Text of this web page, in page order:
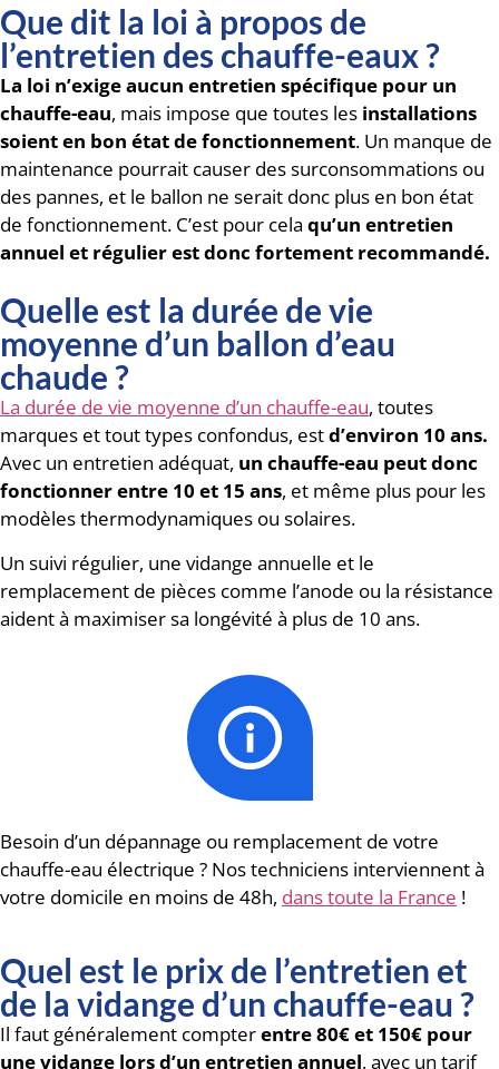
Que dit la loi à propos de
l’entretien des chauffe-eaux ?
La loi n’exige aucun entretien spécifique pour un
chauffe-eau, mais impose que toutes les installations
soient en bon état de fonctionnement. Un manque de
maintenance pourrait causer des surconsommations ou
des pannes, et le ballon ne serait donc plus en bon état
de fonctionnement. C’est pour cela qu’un entretien
annuel et régulier est donc fortement recommandé.
Quelle est la durée de vie
moyenne d’un ballon d’eau
chaude ?
La durée de vie moyenne d’un chauffe-eau, toutes
marques et tout types confondus, estd’environ 10 ans.
Avec un entretien adéquat, un chauffe-eau peut donc
fonctionner entre 10 et 15 ans, et même plus pour les
modèles thermodynamiques ou solaires.
Un suivi régulier, une vidange annuelle et le
remplacement de pièces comme l’anode ou la résistance
aident à maximiser sa longévité à plus de 10 ans.
Besoin d’un dépannage ou remplacement de votre
chauffe-eau électrique ? Nos techniciens interviennent à
votre domicile en moins de 48h, dans toute la France !
Quel est le prix de l’entretien et
de la vidange d’un chauffe-eau ?
Il faut généralement compterentre 80€ et 150€ pour
une vidange lors d’un entretien annuel, avec un tarif